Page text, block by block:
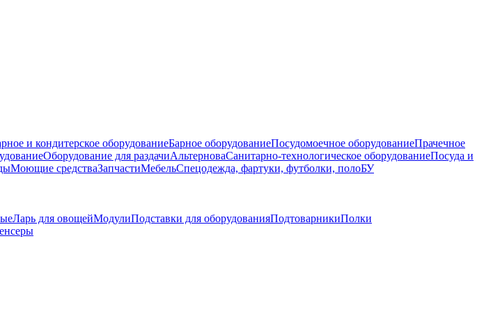
и кондитерское оборудованиеБарное оборудованиеПосудомоечное оборудованиеПрачечное
Оборудование для раздачиАльтерноваСанитарно-технологическое оборудованиеПосуда и
Моющие средстваЗапчастиМебельСпецодежда, фартуки, футболки, полоБУ
Ларь для овощейМодулиПодставки для оборудованияПодтоварникиПолки